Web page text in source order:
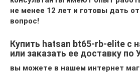
не менее 12 лет и готовы дать
вопрос!
Купить hatsan bt65-rb-elite с
или заказать ее доставку по
вы можете в нашем интернет